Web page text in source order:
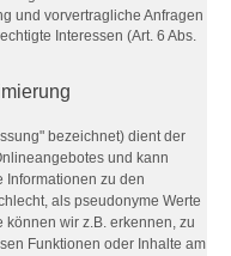
und vorvertragliche Anfragen
Interessen (Art. 6 Abs.
bezeichnet) dient der
und kann
Informationen zu den
als pseudonyme Werte
wir z.B. erkennen, zu
Funktionen oder Inhalte am